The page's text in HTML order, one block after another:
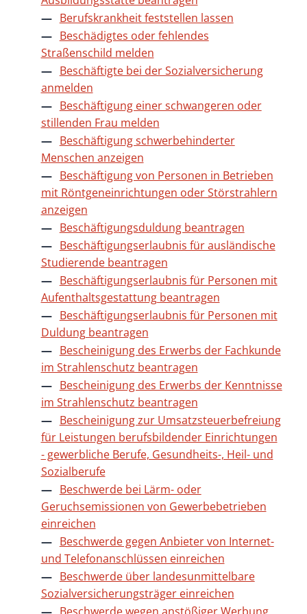
Berufskrankheit feststellen lassen
Beschädigtes oder fehlendes
Straßenschild melden
Beschäftigte bei der Sozialversicherung
anmelden
Beschäftigung einer schwangeren oder
stillenden Frau melden
Beschäftigung schwerbehinderter
Menschen anzeigen
Beschäftigung von Personen in Betrieben
mit Röntgeneinrichtungen oder Störstrahlern
anzeigen
Beschäftigungsduldung beantragen
Beschäftigungserlaubnis für ausländische
Studierende beantragen
Beschäftigungserlaubnis für Personen mit
Aufenthaltsgestattung beantragen
Beschäftigungserlaubnis für Personen mit
Duldung beantragen
Bescheinigung des Erwerbs der Fachkunde
im Strahlenschutz beantragen
Bescheinigung des Erwerbs der Kenntnisse
im Strahlenschutz beantragen
Bescheinigung zur Umsatzsteuerbefreiung
für Leistungen berufsbildender Einrichtungen
- gewerbliche Berufe, Gesundheits-, Heil- und
Sozialberufe
Beschwerde bei Lärm- oder
Geruchsemissionen von Gewerbebetrieben
einreichen
Beschwerde gegen Anbieter von Internet-
und Telefonanschlüssen einreichen
Beschwerde über landesunmittelbare
Sozialversicherungsträger einreichen